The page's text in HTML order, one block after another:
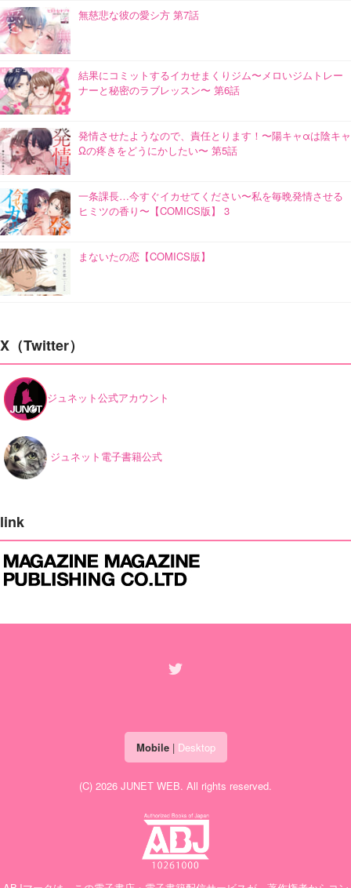
無慈悲な彼の愛シ方 第7話
結果にコミットするイカせまくりジム〜メロいジムトレー
ナーと秘密のラブレッスン〜 第6話
発情させたようなので、責任とります！〜陽キャαは陰キャ
Ωの疼きをどうにかしたい〜 第5話
一条課長…今すぐイカせてください〜私を毎晩発情させる
ヒミツの香り〜【COMICS版】 3
まないたの恋【COMICS版】
X（Twitter）
ジュネット公式アカウント
ジュネット電子書籍公式
link
Mobile| Desktop
(C) 2026 JUNET WEB. All rights reserved.